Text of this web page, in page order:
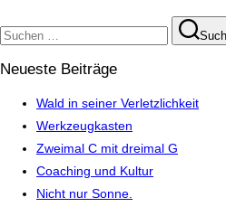
Suchen
nach:
Neueste Beiträge
Wald in seiner Verletzlichkeit
Werkzeugkasten
Zweimal C mit dreimal G
Coaching und Kultur
Nicht nur Sonne.